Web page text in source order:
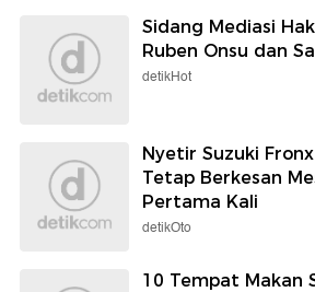
Sidang Mediasi
Ruben Onsu dan
detikHot
Nyetir Suzuki
Tetap Berkesan
Pertama Kali
detikOto
10 Tempat Makan